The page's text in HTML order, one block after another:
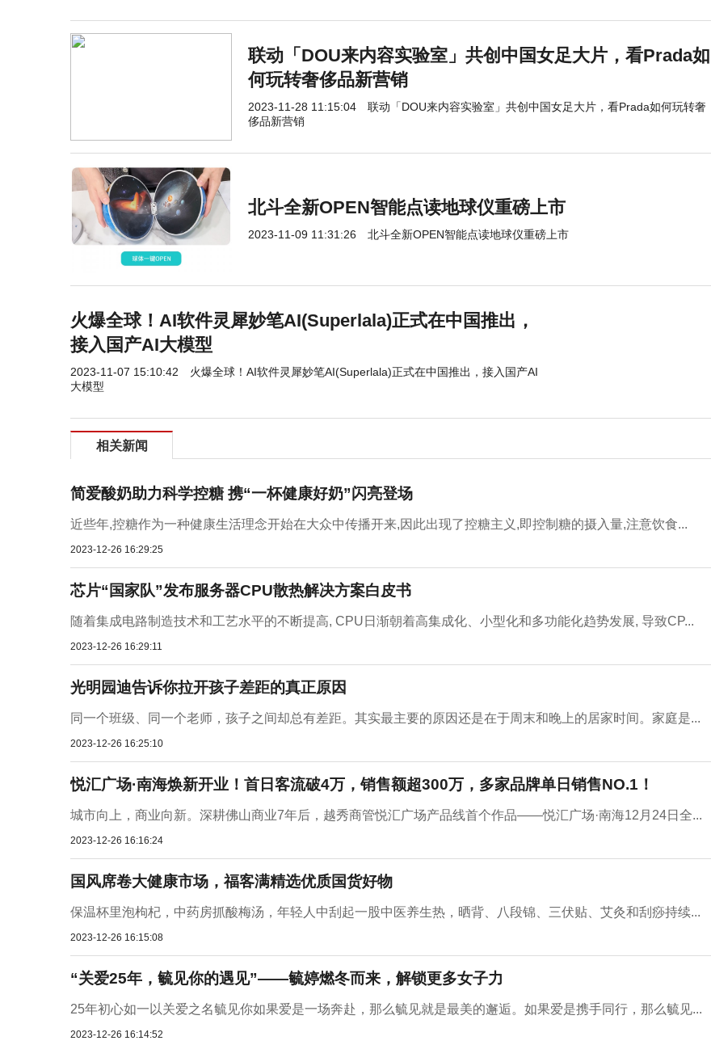
联动「DOU来内容实验室」共创中国女足大片，看Prada如
何玩转奢侈品新营销
2023-11-28 11:15:04
联动「DOU来内容实验室」共创中国女足大片，看Prada如何玩转奢
侈品新营销
北斗全新OPEN智能点读地球仪重磅上市
2023-11-09 11:31:26 北斗全新OPEN智能点读地球仪重磅上市
火爆全球！AI软件灵犀妙笔AI(Superlala)正式在中国推出，
接入国产AI大模型
2023-11-07 15:10:42
火爆全球！AI软件灵犀妙笔AI(Superlala)正式在中国推出，接入国产AI
大模型
相关新闻
简爱酸奶助力科学控糖 携“一杯健康好奶”闪亮登场
近些年,控糖作为一种健康生活理念开始在大众中传播开来,因此出现了控糖主义,即控制糖的摄入量,注意饮食...
2023-12-26 16:29:25
芯片“国家队”发布服务器CPU散热解决方案白皮书
随着集成电路制造技术和工艺水平的不断提高, CPU日渐朝着高集成化、小型化和多功能化趋势发展, 导致CP...
2023-12-26 16:29:11
光明园迪告诉你拉开孩子差距的真正原因
同一个班级、同一个老师，孩子之间却总有差距。其实最主要的原因还是在于周末和晚上的居家时间。家庭是...
2023-12-26 16:25:10
悦汇广场·南海焕新开业！首日客流破4万，销售额超300万，多家品牌单日销售NO.1！
城市向上，商业向新。深耕佛山商业7年后，越秀商管悦汇广场产品线首个作品——悦汇广场·南海12月24日全...
2023-12-26 16:16:24
国风席卷大健康市场，福客满精选优质国货好物
保温杯里泡枸杞，中药房抓酸梅汤，年轻人中刮起一股中医养生热，晒背、八段锦、三伏贴、艾灸和刮痧持续...
2023-12-26 16:15:08
“关爱25年，毓见你的遇见”——毓婷燃冬而来，解锁更多女子力
25年初心如一以关爱之名毓见你如果爱是一场奔赴，那么毓见就是最美的邂逅。如果爱是携手同行，那么毓见...
2023-12-26 16:14:52